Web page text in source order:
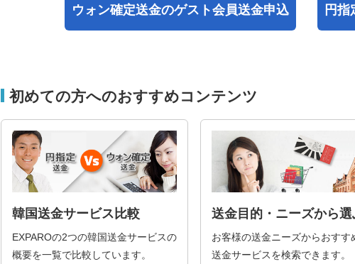
ウォン確定送金のゲスト会員送金申込 円指
初めての方へのおすすめコンテンツ
韓国送金サービス比較
EXPAROの2つの韓国送金サービスの
概要を一覧で比較しています。
送金目的・ニーズから選
お客様の送金ニーズからおすす
送金サービスを検索できます。